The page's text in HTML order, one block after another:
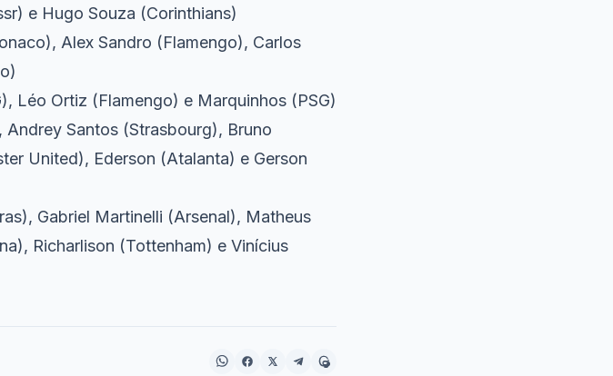
e Hugo Souza (Corinthians)
Alex Sandro (Flamengo), Carlos
Léo Ortiz (Flamengo) e Marquinhos (PSG)
Andrey Santos (Strasbourg), Bruno
United), Ederson (Atalanta) e Gerson
Gabriel Martinelli (Arsenal), Matheus
Richarlison (Tottenham) e Vinícius